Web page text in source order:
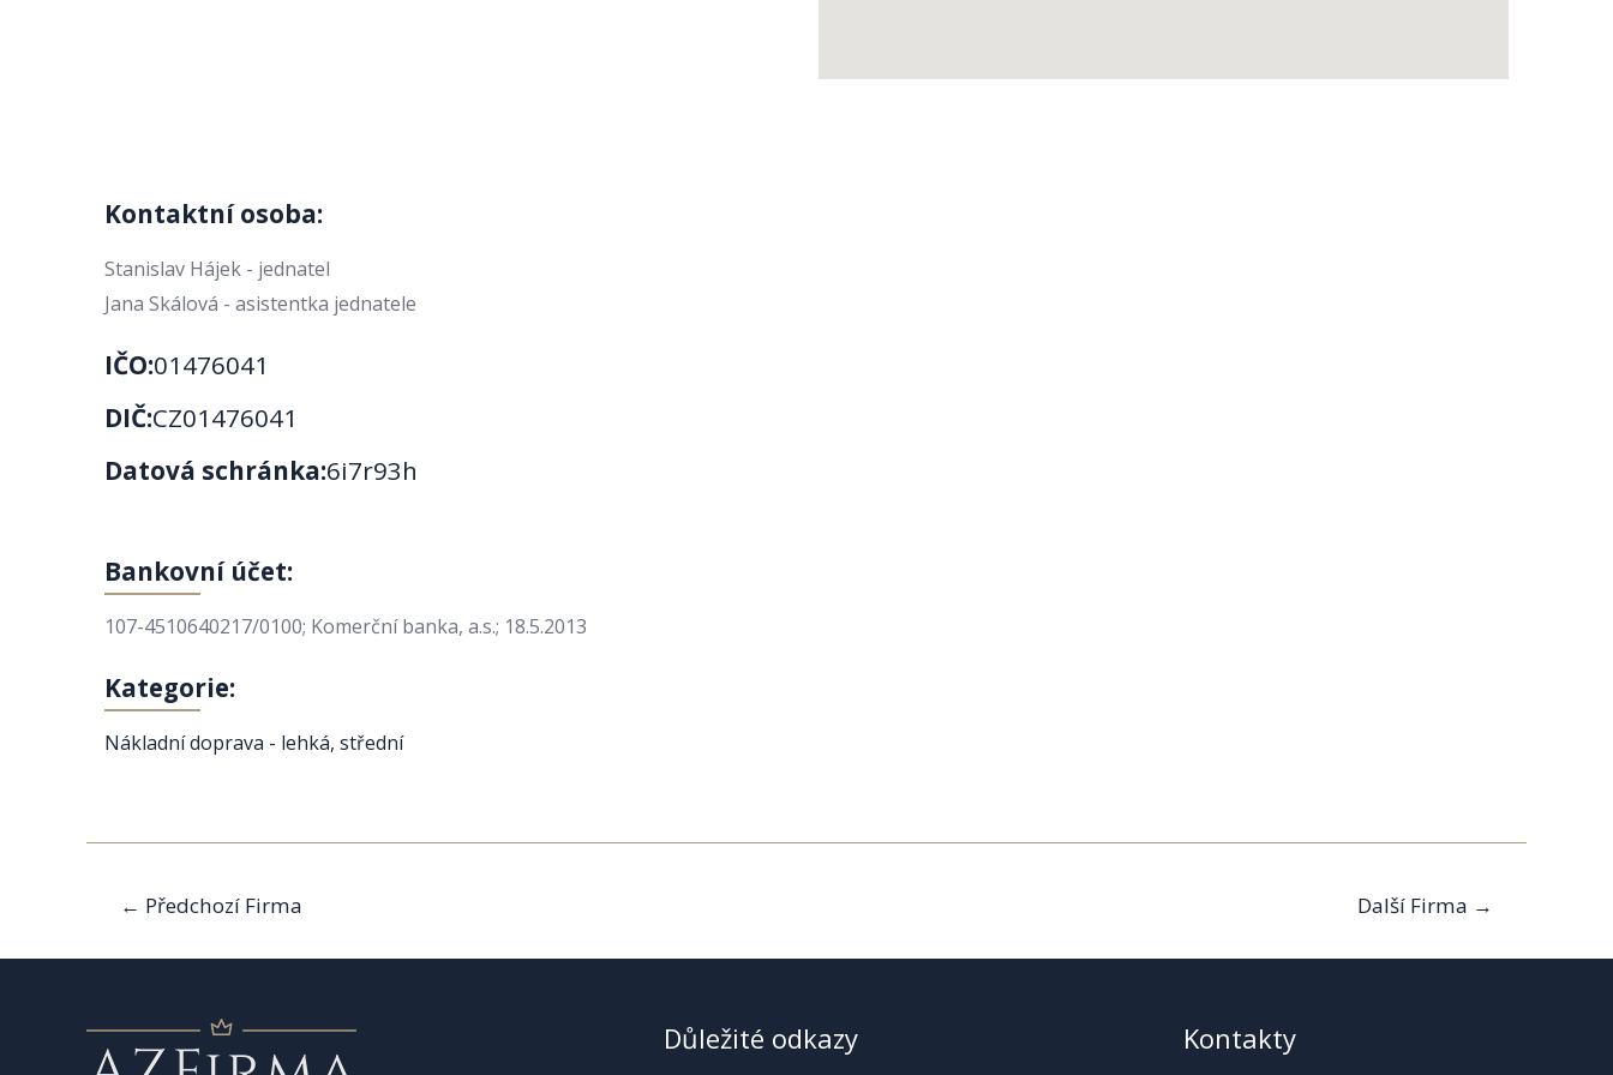
Kontaktní osoba:
Stanislav Hájek - jednatel
Jana Skálová - asistentka jednatele
IČO:01476041
DIČ:CZ01476041
Datová schránka:6i7r93h
Bankovní účet:
107-4510640217/0100; Komerční banka, a.s.; 18.5.2013
Kategorie:
Nákladní doprava - lehká, střední
Navigace
pro
příspěvek
← Předchozí Firma Další Firma →
Důležité odkazy Kontakty